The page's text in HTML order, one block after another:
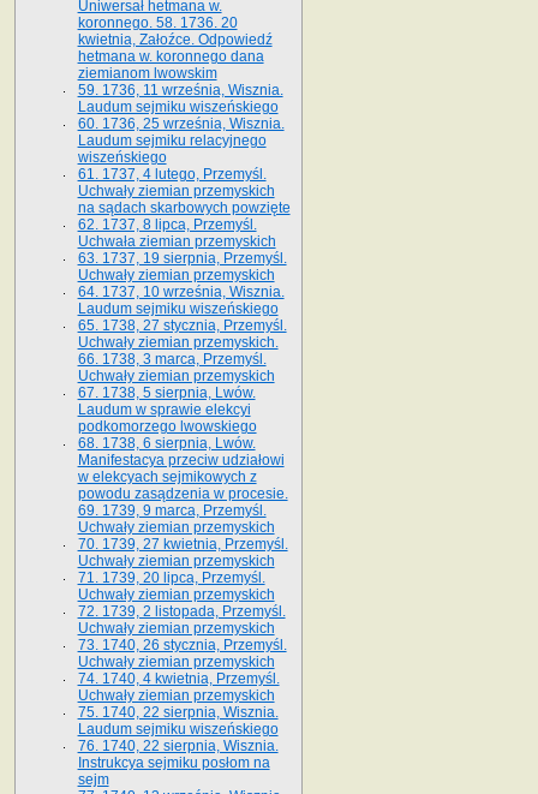
Uniwersał hetmana w.
koronnego. 58. 1736. 20
kwietnia, Załoźce. Odpowiedź
hetmana w. koronnego dana
ziemianom lwowskim
59. 1736, 11 września, Wisznia.
Laudum sejmiku wiszeńskiego
60. 1736, 25 września, Wisznia.
Laudum sejmiku relacyjnego
wiszeńskiego
61. 1737, 4 lutego, Przemyśl.
Uchwały ziemian przemyskich
na sądach skarbowych powzięte
62. 1737, 8 lipca, Przemyśl.
Uchwała ziemian przemyskich
63. 1737, 19 sierpnia, Przemyśl.
Uchwały ziemian przemyskich
64. 1737, 10 września, Wisznia.
Laudum sejmiku wiszeńskiego
65. 1738, 27 stycznia, Przemyśl.
Uchwały ziemian przemyskich­­.
66. 1738, 3 marca, Przemyśl.
Uchwały ziemian przemyskich­
67. 1738, 5 sierpnia, Lwów.
Laudum w sprawie elekcyi
podkomorzego lwowskiego
68. 1738, 6 sierpnia, Lwów.
Manifestacya przeciw udziałowi
w elekcyach sejmikowych z
powodu zasądzenia w procesie.
69. 1739, 9 marca, Przemyśl.
Uchwały ziemian przemyskich
70. 1739, 27 kwietnia, Przemyśl.
Uchwały ziemian przemyskich
71. 1739, 20 lipca, Przemyśl.
Uchwały ziemian przemyskich
72. 1739, 2 listopada, Przemyśl.
Uchwały ziemian przemyskich
73. 1740, 26 stycznia, Przemyśl.
Uchwały ziemian przemyskich
74. 1740, 4 kwietnia, Przemyśl.
Uchwały ziemian przemyskich
75. 1740, 22 sierpnia, Wisznia.
Laudum sejmiku wiszeńskiego
76. 1740, 22 sierpnia, Wisznia.
Instrukcya sejmiku posłom na
sejm